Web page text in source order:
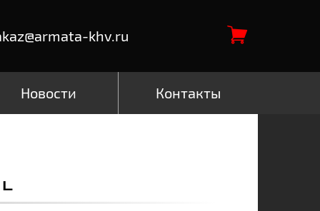
khv.ru
Новости Контакты